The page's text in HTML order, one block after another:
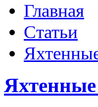
Главная
Статьи